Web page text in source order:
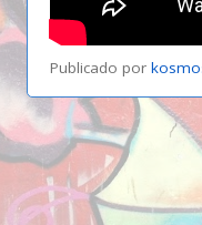
Publicado por